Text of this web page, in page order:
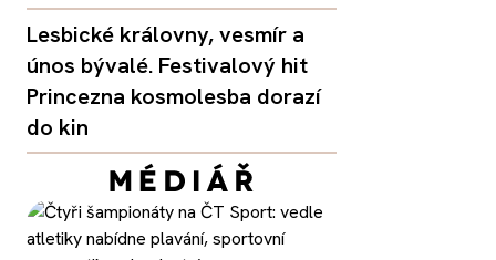
Lesbické královny, vesmír a
únos bývalé. Festivalový hit
Princezna kosmolesba dorazí
do kin